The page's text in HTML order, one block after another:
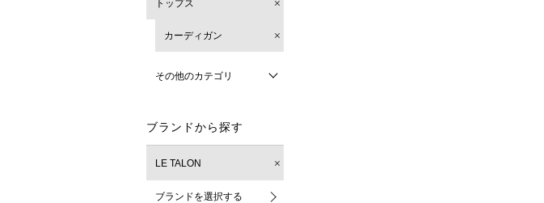
トップス
カーディガン
その他のカテゴリ
ブランドから探す
LE TALON
ブランドを選択する